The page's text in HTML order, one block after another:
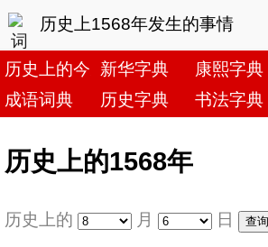
历史上1568年发生的事情
历史上的今天新华字典 康熙字典
成语词典
历史字典 书法字典
历史上的1568年
历史上的 月 日